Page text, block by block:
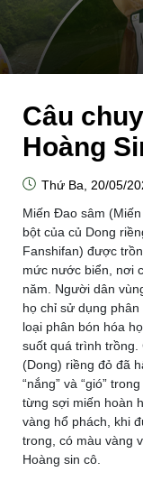
Câu
Hoàng
Thứ Ba, 20/05/
Miến Đao sâm
bột của củ Dong
Fanshifan) được
mức nước biển, nơi
năm. Người dân
họ chỉ sử dụng
loại phân bón hóa
suốt quá trình trồng.
(Dong) riềng đỏ đã
“nắng” và “gió”
từng sợi miến hoàn
vàng hổ phách, khi
trong, có màu vàng
Hoàng sin cô.